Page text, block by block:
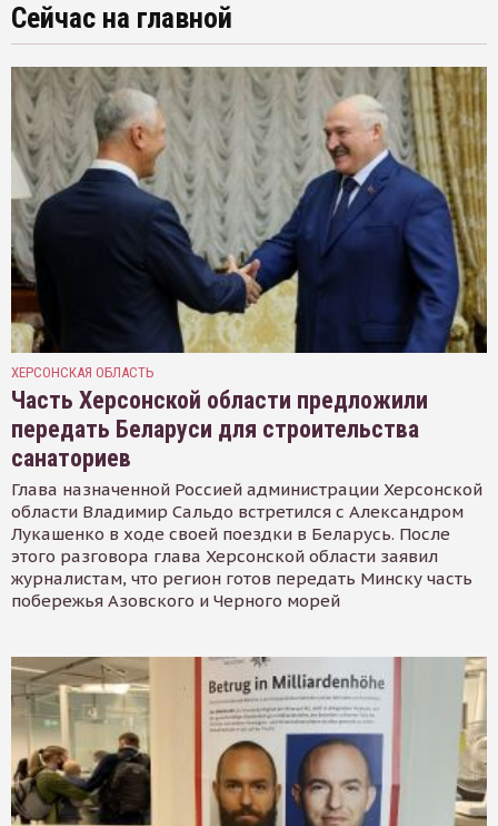
Сейчас на главной
ХЕРСОНСКАЯ ОБЛАСТЬ
Часть Херсонской области предложили
передать Беларуси для строительства
санаториев
Глава назначенной Россией администрации Херсонской
области Владимир Сальдо встретился с Александром
Лукашенко в ходе своей поездки в Беларусь. После
этого разговора глава Херсонской области заявил
журналистам, что регион готов передать Минску часть
побережья Азовского и Черного морей